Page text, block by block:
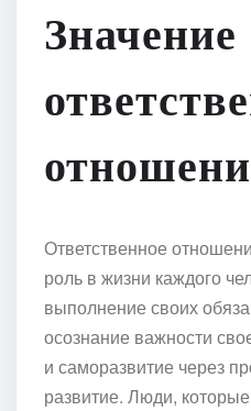
Значение
Ответственное
роль в жизни каждого
выполнение своих
осознание важности
и саморазвитие через
развитие. Люди,